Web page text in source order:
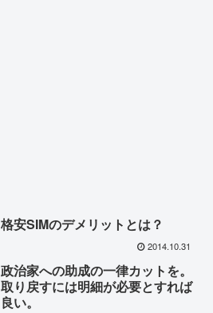
格安SIMのデメリットとは？
2014.10.31
政治家への助成の一律カットを。
取り戻すには明細が必要とすれば
良い。